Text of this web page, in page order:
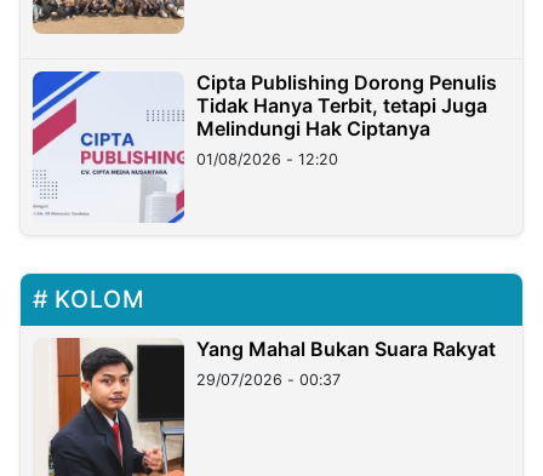
Cipta Publishing Dorong Penulis
Tidak Hanya Terbit, tetapi Juga
Melindungi Hak Ciptanya
01/08/2026 - 12:20
KOLOM
Yang Mahal Bukan Suara Rakyat
29/07/2026 - 00:37